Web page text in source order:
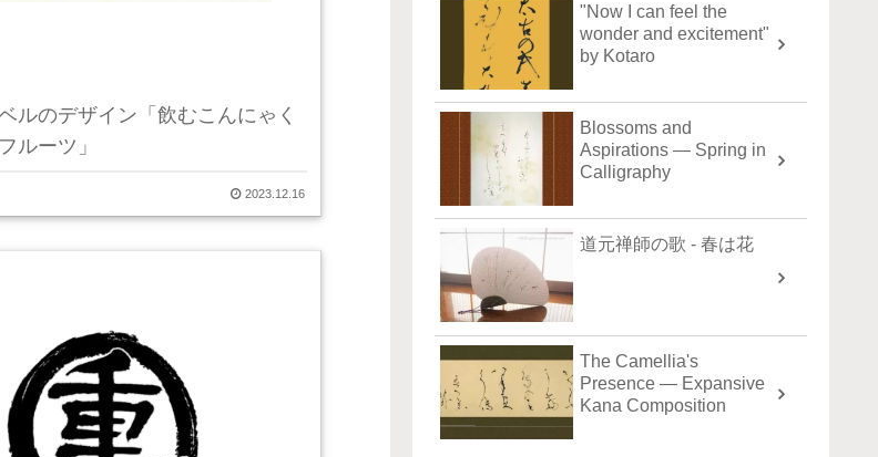
ルのデザイン「飲むこんにゃく
ルーツ」
2023.12.16
"Now I can feel the
wonder and excitement"
by Kotaro
Blossoms and
Aspirations — Spring in
Calligraphy
道元禅師の歌 - 春は花
The Camellia's
Presence — Expansive
Kana Composition